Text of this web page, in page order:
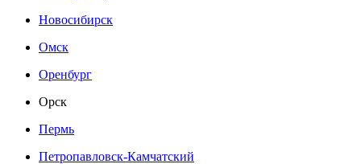
Новосибирск
Омск
Оренбург
Орск
Пермь
Петропавловск-Камчатский